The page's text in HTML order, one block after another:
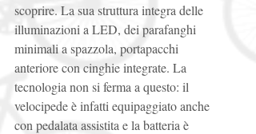
scoprire. La sua struttura integra delle
illuminazioni a LED, dei parafanghi
minimali a spazzola, portapacchi
anteriore con cinghie integrate. La
tecnologia non si ferma a questo: il
velocipede è infatti equipaggiato anche
con pedalata assistita e la batteria è